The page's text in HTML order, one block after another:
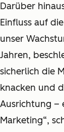
Darüber
Einfluss auf
unser
Jahren,
sicherlich die
knacken und
Ausrichtung –
Marketing“,